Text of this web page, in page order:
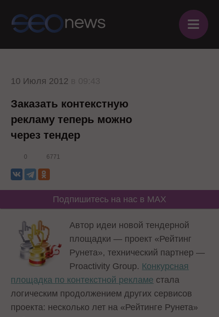
≡
10 Июля 2012
Заказать контекстную
рекламу теперь можно
через тендер
0 6771
Подпишитесь на нас в MAX
Автор идеи новой тендерной
площадки — проект «Рейтинг
Рунета», технический партнер —
Proactivity Group. Конкурсная
площадка по контекстной рекламе стала
логическим продолжением других сервисов
проекта: несколько лет на «Рейтинге Рунета»